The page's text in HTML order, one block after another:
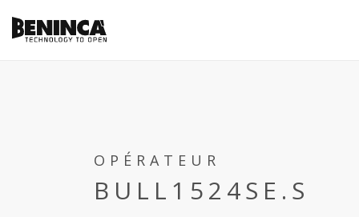
OPÉRATEUR
BULL1524SE.S